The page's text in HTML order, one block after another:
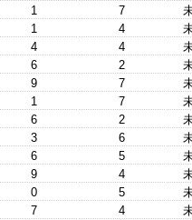
1 7
1 4
4 4
6 2
9 7
1 7
6 2
3 6
6 5
9 4
0 5
7 4